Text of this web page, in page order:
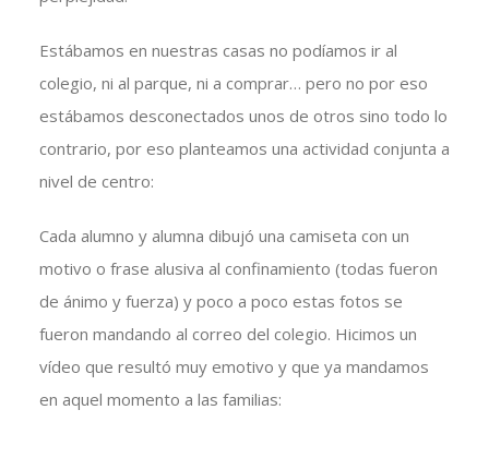
Estábamos en nuestras casas no podíamos ir al
colegio, ni al parque, ni a comprar… pero no por eso
estábamos desconectados unos de otros sino todo lo
contrario, por eso planteamos una actividad conjunta a
nivel de centro:
Cada alumno y alumna dibujó una camiseta con un
motivo o frase alusiva al confinamiento (todas fueron
de ánimo y fuerza) y poco a poco estas fotos se
fueron mandando al correo del colegio. Hicimos un
vídeo que resultó muy emotivo y que ya mandamos
en aquel momento a las familias: